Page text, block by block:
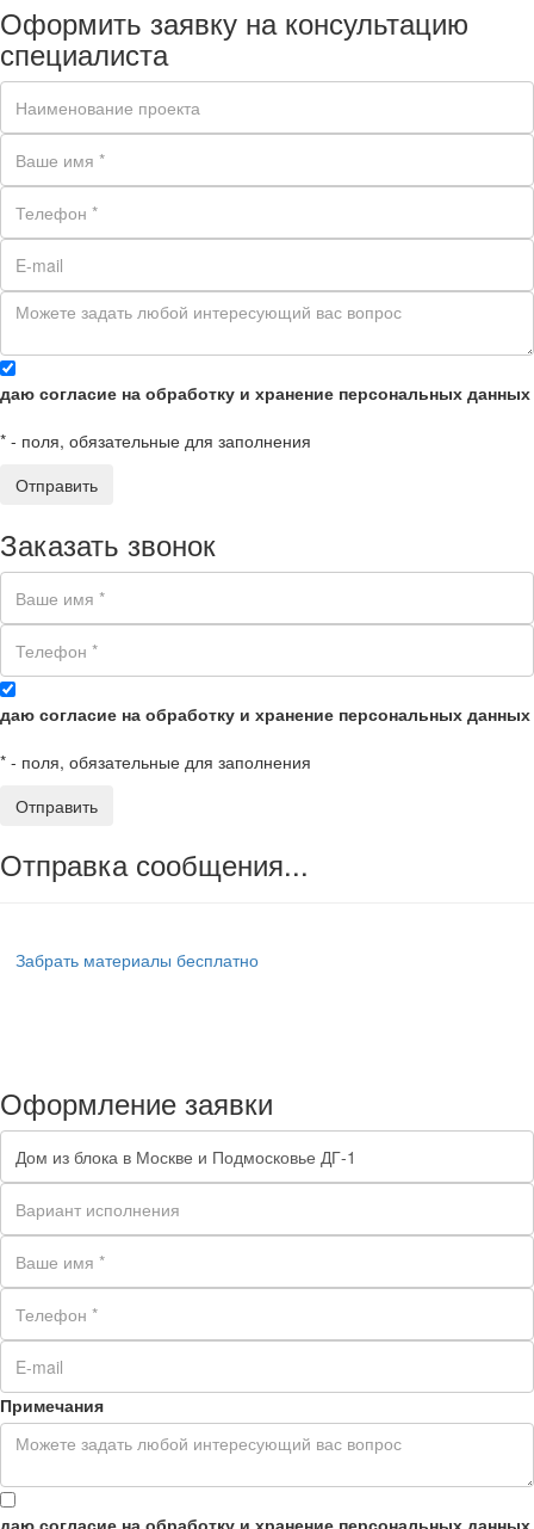
Оформить заявку на консультацию
специалиста
даю согласие на обработку и хранение персональных данных
* - поля, обязательные для заполнения
Заказать звонок
даю согласие на обработку и хранение персональных данных
* - поля, обязательные для заполнения
Отправка сообщения...
Забрать материалы бесплатно
Оформление заявки
Примечания